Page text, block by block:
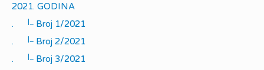
2021. GODINA
.
|_
Broj 1/2021
.
|_
Broj 2/2021
.
|_
Broj 3/2021